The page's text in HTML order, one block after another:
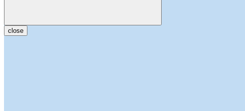
close